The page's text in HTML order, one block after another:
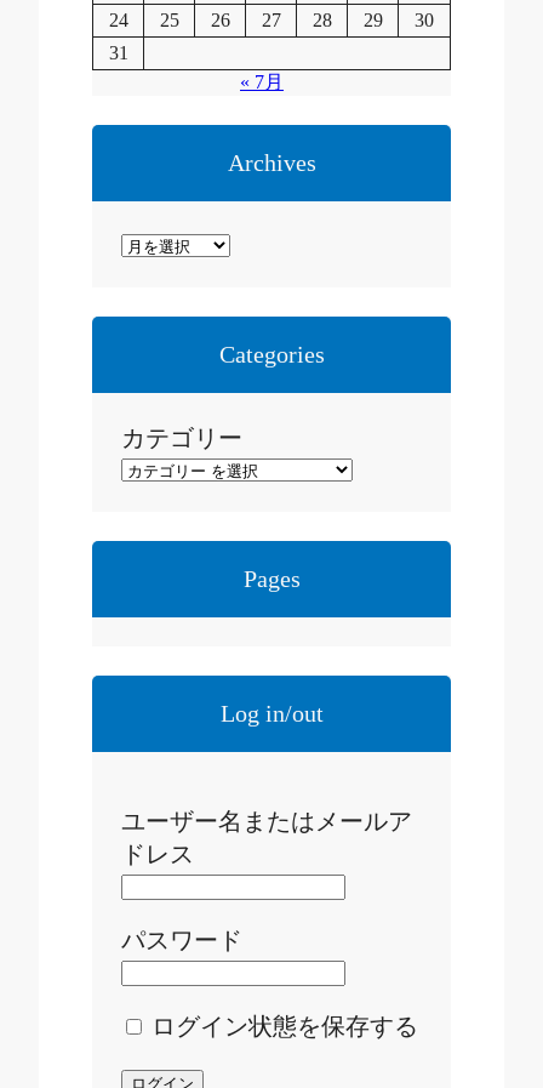
24
25 26 27 28 29
30
31
« 7月
Archives
ア
カ
Categories
カテゴリー
Pages
Log in/out
ユーザー名またはメールア
ドレス
パスワード
ログイン状態を保存する